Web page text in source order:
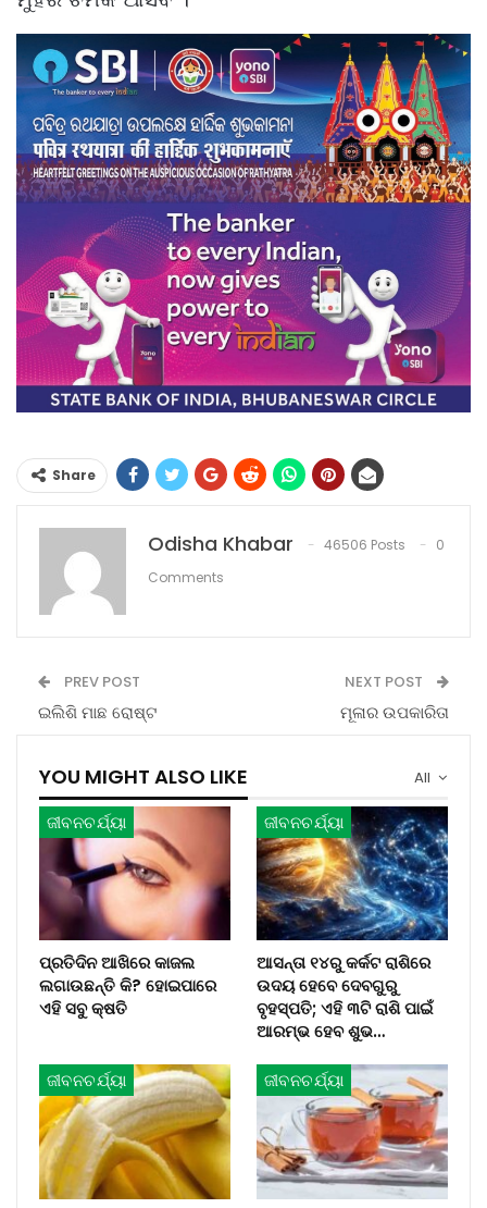
Share
Odisha Khabar 46506 Posts
0
Comments
PREV POST
ଇଲିଶି ମାଛ ରୋଷ୍ଟ
NEXT POST
ମୂଳାର ଉପକାରିତା
All
YOU MIGHT ALSO LIKE
ଜୀବନଚର୍ଯ୍ୟା
ପ୍ରତିଦିନ ଆଖିରେ କାଜଲ
ଲଗାଉଛନ୍ତି କି? ହୋଇପାରେ
ଏହି ସବୁ କ୍ଷତି
ଜୀବନଚର୍ଯ୍ୟା
ଆସନ୍ତା ୧୪ରୁ କର୍କଟ ରାଶିରେ
ଉଦୟ ହେବେ ଦେବଗୁରୁ
ବୃହସ୍ପତି; ଏହି ୩ଟି ରାଶି ପାଇଁ
ଆରମ୍ଭ ହେବ ଶୁଭ…
ଜୀବନଚର୍ଯ୍ୟା ଜୀବନଚର୍ଯ୍ୟା